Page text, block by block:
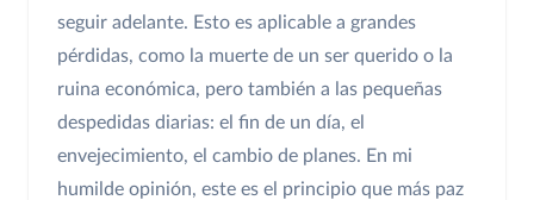
seguir adelante. Esto es aplicable a grandes
pérdidas, como la muerte de un ser querido o la
ruina económica, pero también a las pequeñas
despedidas diarias: el fin de un día, el
envejecimiento, el cambio de planes. En mi
humilde opinión, este es el principio que más paz